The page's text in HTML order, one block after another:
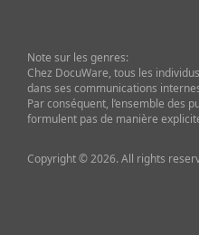
Note sur les genres:
Chez DocuWare, tous les
dans ses communications
Par conséquent, l’ensemble des
formulent pas de manière
Copyright © 2026. All rights